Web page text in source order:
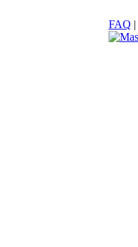
FAQ |